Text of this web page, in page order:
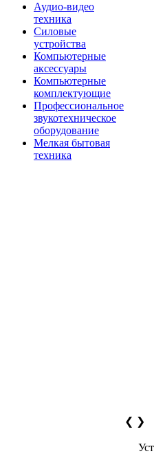
Аудио-видео
техника
Силовые
устройства
Компьютерные
аксессуары
Компьютерные
комплектующие
Профессиональное
звукотехническое
оборудование
Мелкая бытовая
техника
❮ ❯